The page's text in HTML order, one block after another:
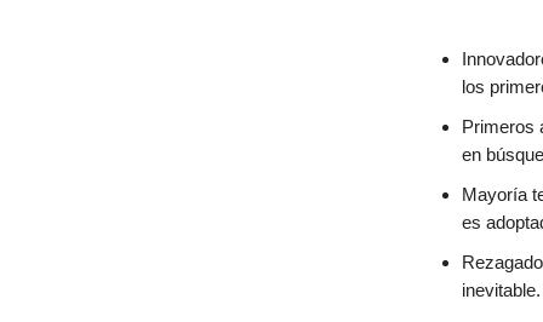
los
Primeros
en
Mayoría
es
inevitable.